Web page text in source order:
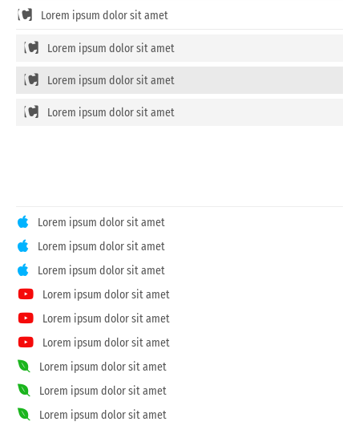
Lorem ipsum dolor sit amet
Lorem ipsum dolor sit amet
Lorem ipsum dolor sit amet
Lorem ipsum dolor sit amet
Lorem ipsum dolor sit amet
Lorem ipsum dolor sit amet
Lorem ipsum dolor sit amet
Lorem ipsum dolor sit amet
Lorem ipsum dolor sit amet
Lorem ipsum dolor sit amet
Lorem ipsum dolor sit amet
Lorem ipsum dolor sit amet
Lorem ipsum dolor sit amet